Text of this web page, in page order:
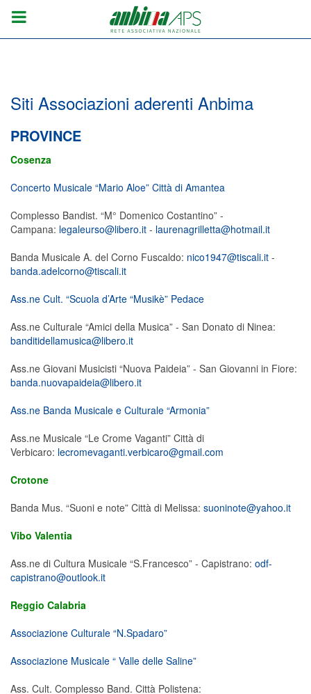
Siti Associazioni aderenti Anbima
PROVINCE
Cosenza
Concerto Musicale “Mario Aloe” Città di Amantea
Complesso Bandist. “M° Domenico Costantino” -
Campana: legaleurso@libero.it - laurenagrilletta@hotmail.it
Banda Musicale A. del Corno Fuscaldo: nico1947@tiscali.it -
banda.adelcorno@tiscali.it
Ass.ne Cult. “Scuola d’Arte “Musikè” Pedace
Ass.ne Culturale “Amici della Musica” - San Donato di Ninea:
banditidellamusica@libero.it
Ass.ne Giovani Musicisti “Nuova Paideia” - San Giovanni in Fiore:
banda.nuovapaideia@libero.it
Ass.ne Banda Musicale e Culturale “Armonia”
Ass.ne Musicale “Le Crome Vaganti” Città di
Verbicaro: lecromevaganti.verbicaro@gmail.com
Crotone
Banda Mus. “Suoni e note” Città di Melissa: suoninote@yahoo.it
Vibo Valentia
Ass.ne di Cultura Musicale “S.Francesco” - Capistrano: odf-
capistrano@outlook.it
Reggio Calabria
Associazione Culturale “N.Spadaro”
Associazione Musicale “ Valle delle Saline”
Ass. Cult. Complesso Band. Città Polistena: